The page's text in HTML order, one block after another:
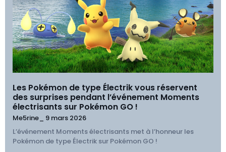
Les Pokémon de type Électrik vous réservent
des surprises pendant l’événement Moments
électrisants sur Pokémon GO !
Me5rine_ 9 mars 2026
L’événement Moments électrisants met à l’honneur les
Pokémon de type Électrik sur Pokémon GO !